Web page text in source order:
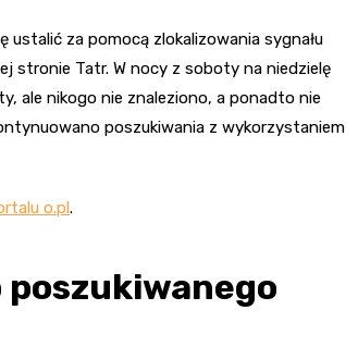
ustalić za pomocą zlokalizowania sygnału
stronie Tatr. W nocy z soboty na niedzielę
ale nikogo nie znaleziono, a ponadto nie
poszukiwania z wykorzystaniem
o.pl.